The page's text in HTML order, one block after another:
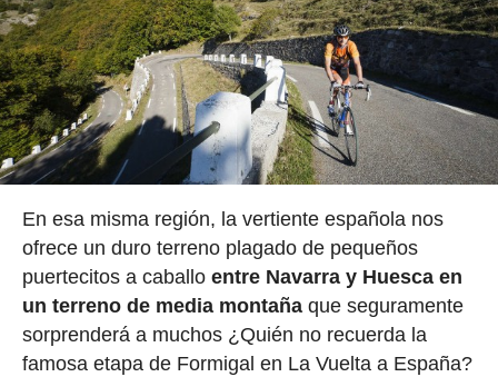
En esa misma región, la vertiente española nos
ofrece un duro terreno plagado de pequeños
puertecitos a caballo entre Navarra y Huesca en
un terreno de media montañaque seguramente
sorprenderá a muchos ¿Quién no recuerda la
famosa etapa de Formigal en La Vuelta a España?